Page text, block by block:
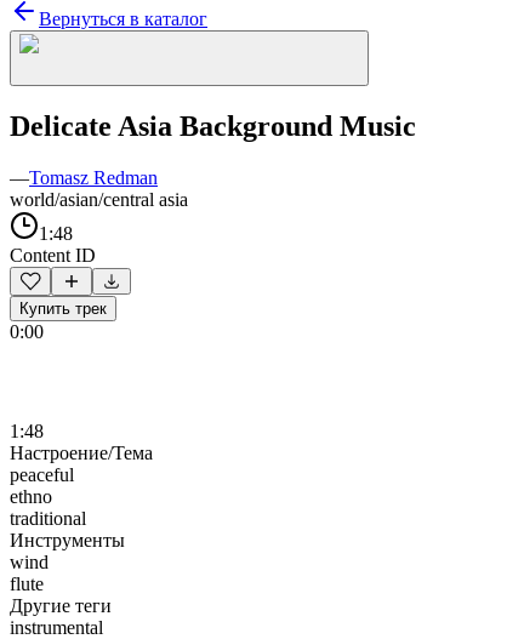
Вернуться в каталог
Delicate Asia Background Music
—Tomasz Redman
world/asian/central asia
1:48
Content ID
Купить трек
0:00
1:48
Настроение/Тема
peaceful
ethno
traditional
Инструменты
wind
flute
Другие теги
instrumental